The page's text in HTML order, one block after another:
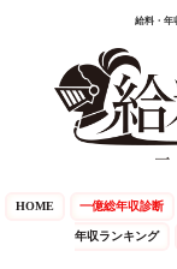
給料・年
HOME 一億総年収診断
年収ランキング